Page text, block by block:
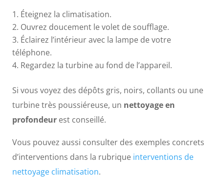
Éteignez la climatisation.
Ouvrez doucement le volet de soufflage.
Éclairez l’intérieur avec la lampe de votre
téléphone.
Regardez la turbine au fond de l’appareil.
Si vous voyez des dépôts gris, noirs, collants ou une
turbine très poussiéreuse, un nettoyage en
profondeur est conseillé.
Vous pouvez aussi consulter des exemples concrets
d’interventions dans la rubrique interventions de
nettoyage climatisation.